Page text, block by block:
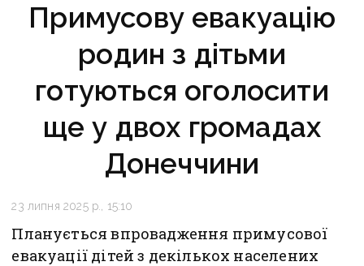
Примусову евакуацію
родин з дітьми
готуються оголосити
ще у двох громадах
Донеччини
23 липня 2025 р., 15:10
Планується впровадження примусової
евакуації дітей з декількох населених